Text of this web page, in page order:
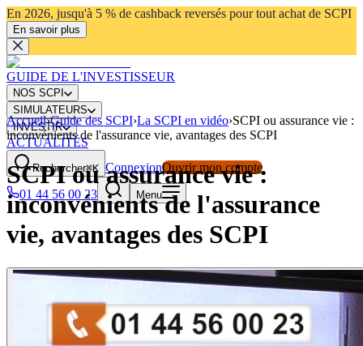
En 2026, jusqu'à 5 % de cashback reversés pour tout achat de SCPI
En savoir plus
GUIDE DE L'INVESTISSEUR
NOS SCPI
SIMULATEURS
INVESTIR
ACTUALITÉS
Rechercher⌘K ConnexionOuvrir mon compte
01 44 56 00 23
Menu
Accueil›Guide des SCPI›La SCPI en vidéo›SCPI ou assurance vie :
inconvénients de l'assurance vie, avantages des SCPI
SCPI ou assurance vie :
inconvénients de l'assurance
vie, avantages des SCPI